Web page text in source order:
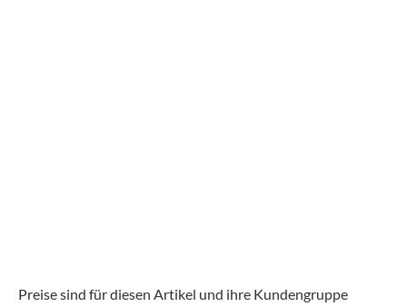
Preise sind für diesen Artikel und ihre Kundengruppe